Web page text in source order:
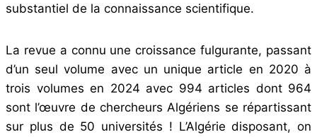
substantiel de la connaissance scientifique.
La revue a connu une croissance fulgurante, passant
d’un seul volume avec un unique article en 2020 à
trois volumes en 2024 avec 994 articles dont 964
sont l’œuvre de chercheurs Algériens se répartissant
sur plus de 50 universités ! L’Algérie disposant, on